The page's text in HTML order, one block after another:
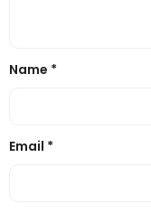
Name *
Email *